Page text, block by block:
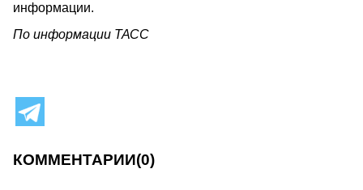
информации.
По информации ТАСС
КОММЕНТАРИИ(0)